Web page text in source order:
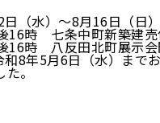
（水）～8月16日（日
16時 七条中町新築建
16時 八反田北町展示
年5月6日（水）まで
た。